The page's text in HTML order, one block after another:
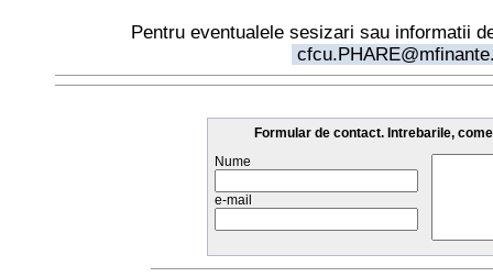
Pentru eventualele sesizari sau informatii
Formular de contact. Intrebarile,
Nume
e-mail